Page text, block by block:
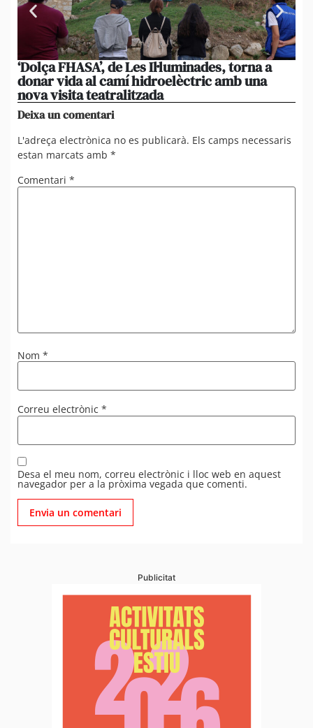
‘Dolça FHASA’, de Les Il·luminades, torna a
donar vida al camí hidroelèctric amb una
nova visita teatralitzada
Deixa un comentari
L'adreça electrònica no es publicarà. Els camps necessaris
estan marcats amb *
Comentari *
Nom *
Correu electrònic *
Desa el meu nom, correu electrònic i lloc web en aquest
navegador per a la pròxima vegada que comenti.
Publicitat